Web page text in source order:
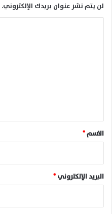
لن يتم نشر عنوان بريدك الإلكتروني.
*
الاسم*
البريد الإلكتروني*